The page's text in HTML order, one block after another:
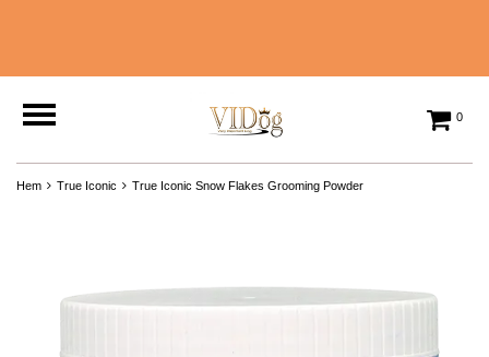
0
Hem True Iconic True Iconic Snow Flakes Grooming Powder